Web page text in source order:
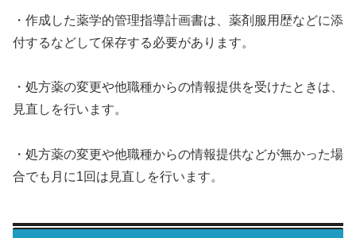
・作成した薬学的管理指導計画書は、薬剤服用歴などに添
付するなどして保存する必要があります。
・処方薬の変更や他職種からの情報提供を受けたときは、
見直しを行います。
・処方薬の変更や他職種からの情報提供などが無かった場
合でも月に1回は見直しを行います。